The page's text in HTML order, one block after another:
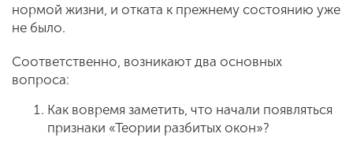
нормой жизни, и отката к прежнему состоянию уже
не было.
Соответственно, возникают два основных
вопроса:
Как вовремя заметить, что начали появляться
признаки «Теории разбитых окон»?